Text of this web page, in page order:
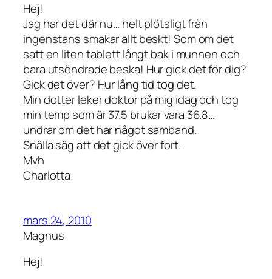
Hej!
Jag har det där nu… helt plötsligt från
ingenstans smakar allt beskt! Som om det
satt en liten tablett långt bak i munnen och
bara utsöndrade beska! Hur gick det för dig?
Gick det över? Hur lång tid tog det.
Min dotter leker doktor på mig idag och tog
min temp som är 37.5 brukar vara 36.8…
undrar om det har något samband.
Snälla säg att det gick över fort.
Mvh
Charlotta
mars 24, 2010
Magnus
Hej!